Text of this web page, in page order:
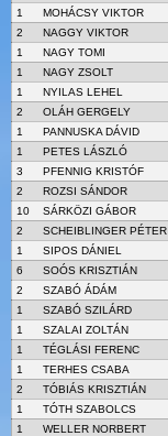
1
MOHÁCSY VIKTOR
2
NAGGY VIKTOR
1
NAGY TOMI
1
NAGY ZSOLT
1
NYILAS LEHEL
2
OLÁH GERGELY
1
PANNUSKA DÁVID
1
PETES LÁSZLÓ
3
PFENNIG KRISTÓF
2
ROZSI SÁNDOR
10
SÁRKÖZI GÁBOR
2
SCHEIBLINGER PÉTER
1
SIPOS DÁNIEL
6
SOÓS KRISZTIÁN
2
SZABÓ ÁDÁM
1
SZABÓ SZILÁRD
1
SZALAI ZOLTÁN
1
TÉGLÁSI FERENC
1
TERHES CSABA
2
TÓBIÁS KRISZTIÁN
1
TÓTH SZABOLCS
1
WELLER NORBERT